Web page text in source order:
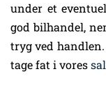
under et
god bilhandel,
tryg ved
tage fat i vores